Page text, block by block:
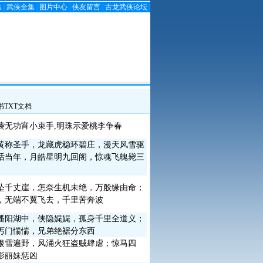
武侠全集 图片中心 侠友留言 古龙武侠论坛
TXT文档
功宵小束手,明珠示爱桃李争春
圣手，龙藏虎稳环碧庄，漫天风雪驱
当年，月皓星明九回阁，惊魂飞魄毙三
丈崖，怎奈生机未绝，万般缘由命；
无端不翼飞去，千里苦奔波
湖中，侠隐娓娓，孤身千里全道义；
门惴惴，兄弟绝裾分东西
遍野，风涌火狂盗贼肆虐；惊马四
丽妹惩凶